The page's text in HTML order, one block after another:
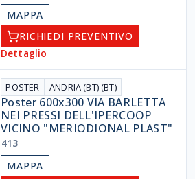
MAPPA
RICHIEDI PREVENTIVO
Dettaglio
POSTER ANDRIA (BT) (BT)
Poster 600x300 VIA BARLETTA
NEI PRESSI DELL'IPERCOOP
VICINO "MERIODIONAL PLAST"
413
MAPPA